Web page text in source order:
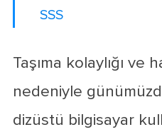
SSS
Taşıma kolaylığı ve
nedeniyle
dizüstü bilgisayar